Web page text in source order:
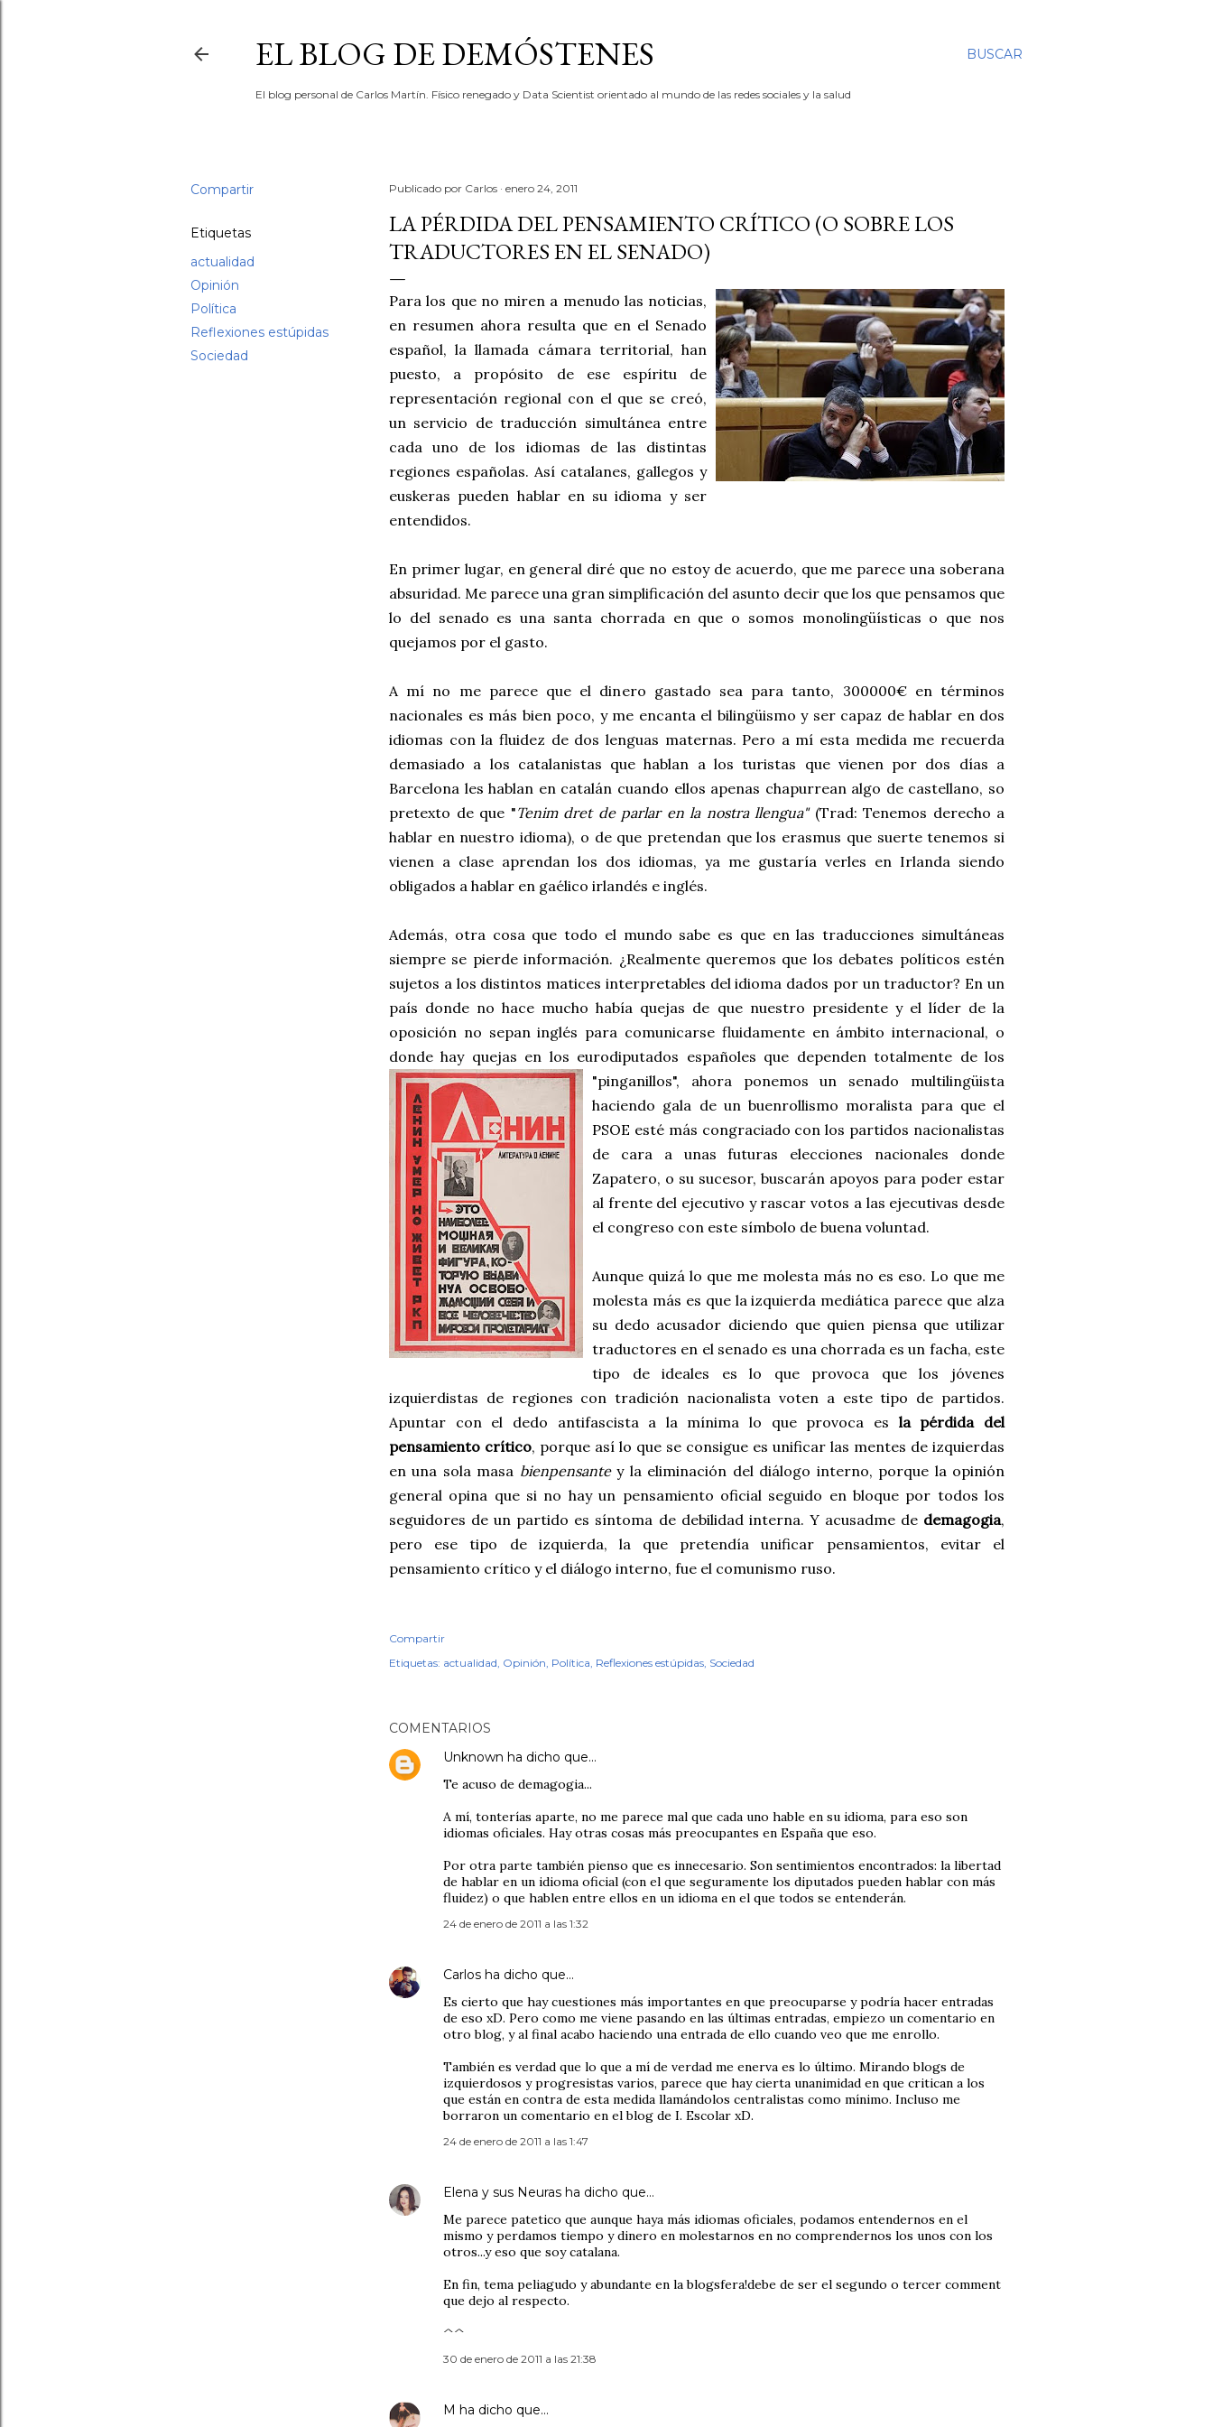
BUSCAR
EL BLOG DE DEMÓSTENES
El blog personal de Carlos Martín. Físico renegado y Data Scientist orientado al mundo de las redes sociales y la salud
Compartir
Etiquetas
actualidad
Opinión
Política
Reflexiones estúpidas
Sociedad
Publicado por Carlos enero 24, 2011
LA PÉRDIDA DEL PENSAMIENTO CRÍTICO (O SOBRE LOS
TRADUCTORES EN EL SENADO)
Para los que no miren a menudo las noticias,
en resumen ahora resulta que en el Senado
español, la llamada cámara territorial, han
puesto, a propósito de ese espíritu de
representación regional con el que se creó,
un servicio de traducción simultánea entre
cada uno de los idiomas de las distintas
regiones españolas. Así catalanes, gallegos y
euskeras pueden hablar en su idioma y ser
entendidos.
En primer lugar, en general diré que no estoy de acuerdo, que me parece una soberana
absuridad. Me parece una gran simplificación del asunto decir que los que pensamos que
lo del senado es una santa chorrada en que o somos monolingüísticas o que nos
quejamos por el gasto.
A mí no me parece que el dinero gastado sea para tanto, 300000€ en términos
nacionales es más bien poco, y me encanta el bilingüismo y ser capaz de hablar en dos
idiomas con la fluidez de dos lenguas maternas. Pero a mí esta medida me recuerda
demasiado a los catalanistas que hablan a los turistas que vienen por dos días a
Barcelona les hablan en catalán cuando ellos apenas chapurrean algo de castellano, so
pretexto de que "Tenim dret de parlar en la nostra llengua" (Trad: Tenemos derecho a
hablar en nuestro idioma), o de que pretendan que los erasmus que suerte tenemos si
vienen a clase aprendan los dos idiomas, ya me gustaría verles en Irlanda siendo
obligados a hablar en gaélico irlandés e inglés.
Además, otra cosa que todo el mundo sabe es que en las traducciones simultáneas
siempre se pierde información. ¿Realmente queremos que los debates políticos estén
sujetos a los distintos matices interpretables del idioma dados por un traductor? En un
país donde no hace mucho había quejas de que nuestro presidente y el líder de la
oposición no sepan inglés para comunicarse fluidamente en ámbito internacional, o
donde hay quejas en los eurodiputados españoles que dependen totalmente de los
"pinganillos", ahora ponemos un senado multilingüista
haciendo gala de un buenrollismo moralista para que el
PSOE esté más congraciado con los partidos nacionalistas
de cara a unas futuras elecciones nacionales donde
Zapatero, o su sucesor, buscarán apoyos para poder estar
al frente del ejecutivo y rascar votos a las ejecutivas desde
el congreso con este símbolo de buena voluntad.
Aunque quizá lo que me molesta más no es eso. Lo que me
molesta más es que la izquierda mediática parece que alza
su dedo acusador diciendo que quien piensa que utilizar
traductores en el senado es una chorrada es un facha, este
tipo de ideales es lo que provoca que los jóvenes
izquierdistas de regiones con tradición nacionalista voten a este tipo de partidos.
Apuntar con el dedo antifascista a la mínima lo que provoca es la pérdida del
pensamiento crítico, porque así lo que se consigue es unificar las mentes de izquierdas
en una sola masa bienpensantey la eliminación del diálogo interno, porque la opinión
general opina que si no hay un pensamiento oficial seguido en bloque por todos los
seguidores de un partido es síntoma de debilidad interna. Y acusadme de demagogia,
pero ese tipo de izquierda, la que pretendía unificar pensamientos, evitar el
pensamiento crítico y el diálogo interno, fue el comunismo ruso.
Compartir
Etiquetas: actualidad Opinión Política Reflexiones estúpidas Sociedad
COMENTARIOS
Unknown ha dicho que…
Te acuso de demagogia...
A mí, tonterías aparte, no me parece mal que cada uno hable en su idioma, para eso son
idiomas oficiales. Hay otras cosas más preocupantes en España que eso.
Por otra parte también pienso que es innecesario. Son sentimientos encontrados: la libertad
de hablar en un idioma oficial (con el que seguramente los diputados pueden hablar con más
fluidez) o que hablen entre ellos en un idioma en el que todos se entenderán.
24 de enero de 2011 a las 1:32
Carlos ha dicho que…
Es cierto que hay cuestiones más importantes en que preocuparse y podría hacer entradas
de eso xD. Pero como me viene pasando en las últimas entradas, empiezo un comentario en
otro blog, y al final acabo haciendo una entrada de ello cuando veo que me enrollo.
También es verdad que lo que a mí de verdad me enerva es lo último. Mirando blogs de
izquierdosos y progresistas varios, parece que hay cierta unanimidad en que critican a los
que están en contra de esta medida llamándolos centralistas como mínimo. Incluso me
borraron un comentario en el blog de I. Escolar xD.
24 de enero de 2011 a las 1:47
Elena y sus Neuras ha dicho que…
Me parece patetico que aunque haya más idiomas oficiales, podamos entendernos en el
mismo y perdamos tiempo y dinero en molestarnos en no comprendernos los unos con los
otros...y eso que soy catalana.
En fin, tema peliagudo y abundante en la blogsfera!debe de ser el segundo o tercer comment
que dejo al respecto.
^^
30 de enero de 2011 a las 21:38
M ha dicho que…